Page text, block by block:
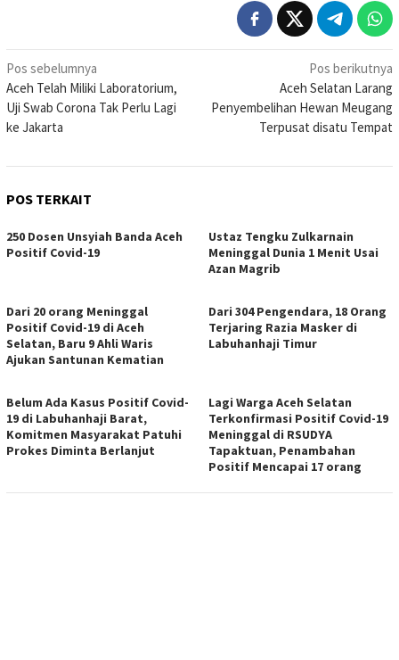
Navigasi
pos
Pos sebelumnya
Aceh Telah Miliki Laboratorium,
Uji Swab Corona Tak Perlu Lagi
ke Jakarta
Pos berikutnya
Aceh Selatan Larang
Penyembelihan Hewan Meugang
Terpusat disatu Tempat
POS TERKAIT
250 Dosen Unsyiah Banda Aceh
Positif Covid-19
Ustaz Tengku Zulkarnain
Meninggal Dunia 1 Menit Usai
Azan Magrib
Dari 20 orang Meninggal
Positif Covid-19 di Aceh
Selatan, Baru 9 Ahli Waris
Ajukan Santunan Kematian
Dari 304 Pengendara, 18 Orang
Terjaring Razia Masker di
Labuhanhaji Timur
Belum Ada Kasus Positif Covid-
19 di Labuhanhaji Barat,
Komitmen Masyarakat Patuhi
Prokes Diminta Berlanjut
Lagi Warga Aceh Selatan
Terkonfirmasi Positif Covid-19
Meninggal di RSUDYA
Tapaktuan, Penambahan
Positif Mencapai 17 orang